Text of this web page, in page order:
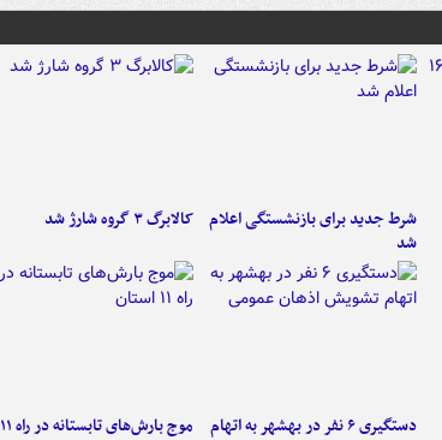
شرط جدید برای بازنشستگی اعلام
شد
کالابرگ ۳ گروه شارژ شد
دستگیری ۶ نفر در بهشهر به اتهام
موج بارش‌های تابستانه در راه ۱۱